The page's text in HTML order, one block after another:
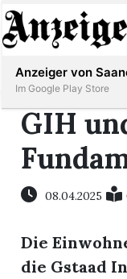
GIH
08.04.2025
Die
die Gstaad
Anzeiger von
Im Google Play Store